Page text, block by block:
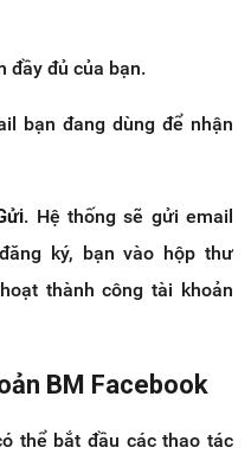
đầy đủ của bạn.
bạn đang dùng để nhận
. Hệ thống sẽ gửi email
ký, bạn vào hộp thư
thành công tài khoản
BM Facebook
thể bắt đầu các thao tác